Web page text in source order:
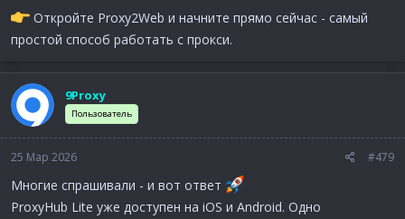
Откройте Proxy2Web и начните прямо сейчас - самый
простой способ работать с прокси.
9Proxy
Пользователь
25 Мар 2026 #479
Многие спрашивали - и вот ответ
ProxyHub Lite уже доступен на iOS и Android. Одно